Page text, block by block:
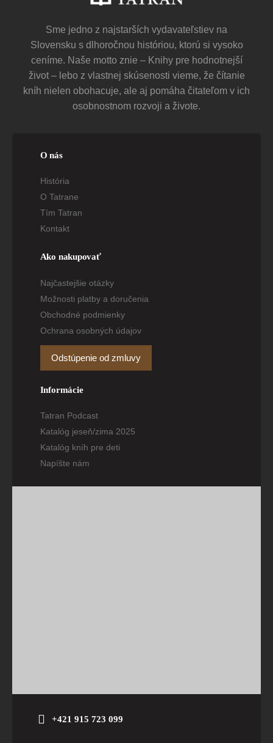
Sme jedno z najstarších vydavateľstiev na
Slovensku s dlhoročnou históriou, ktorú si vysoko
ceníme. Naše motto znie – Knihy pre hodnotnejší
život – lebo z vlastnej skúsenosti vieme, že čítanie
kníh nielen obohacuje, ale aj pomáha čitateľom v ich
osobnostnom rozvoji a živote.
O nás
História
O Tatrane
Tím Tatran
Kontakt
Ako nakupovať
Najčastejšie otázky
Možnosti platby a doručenia
Obchodné podmienky
Ochrana osobných údajov
Odstúpenie od zmluvy
Informácie
Tatran Podcast
Katalóg jeseň/zima 2025
Katalóg kníh pre deti
Napíšte nám
+421 915 723 099